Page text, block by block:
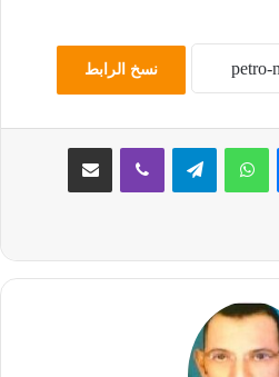
نسخ الرابط
ماسنجر واتساب تيلقرام ڤايبر مشاركة عبر البريد